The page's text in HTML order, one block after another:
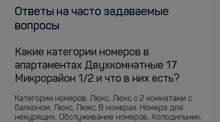
Ответы на часто задаваемые
вопросы
Какие категории номеров в
апартаментах Двухкомнатные 17
Микрорайон 1/2 и что в них есть?
Категории номеров: Люкс, Люкс с 2 комнатами с
балконом, Люкс, Люкс, В номерах: Номера для
некурящих; Обслуживание номеров; Холодильник;